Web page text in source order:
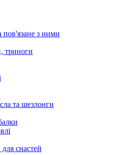
пов'язане з ними
триноги
та шезлонги
снастей